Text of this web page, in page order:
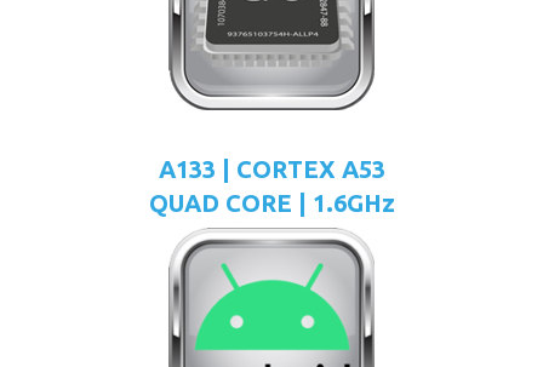
A133 | CORTEX A53
QUAD CORE | 1.6GHz